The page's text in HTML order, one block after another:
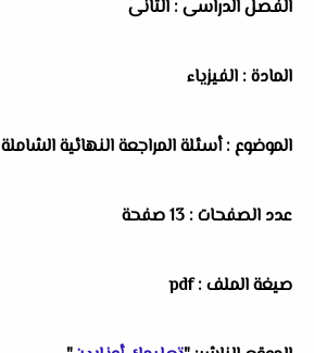
الفصل الدراسى : الثانى
المادة : الفيزياء
الموضوع : أسئلة المراجعة النهائية الشاملة
عدد الصفحات : 13 صفحة
صيغة الملف : pdf